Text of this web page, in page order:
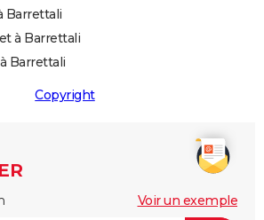
Barrettali
à Barrettali
Barrettali
Copyright
Voir un exemple